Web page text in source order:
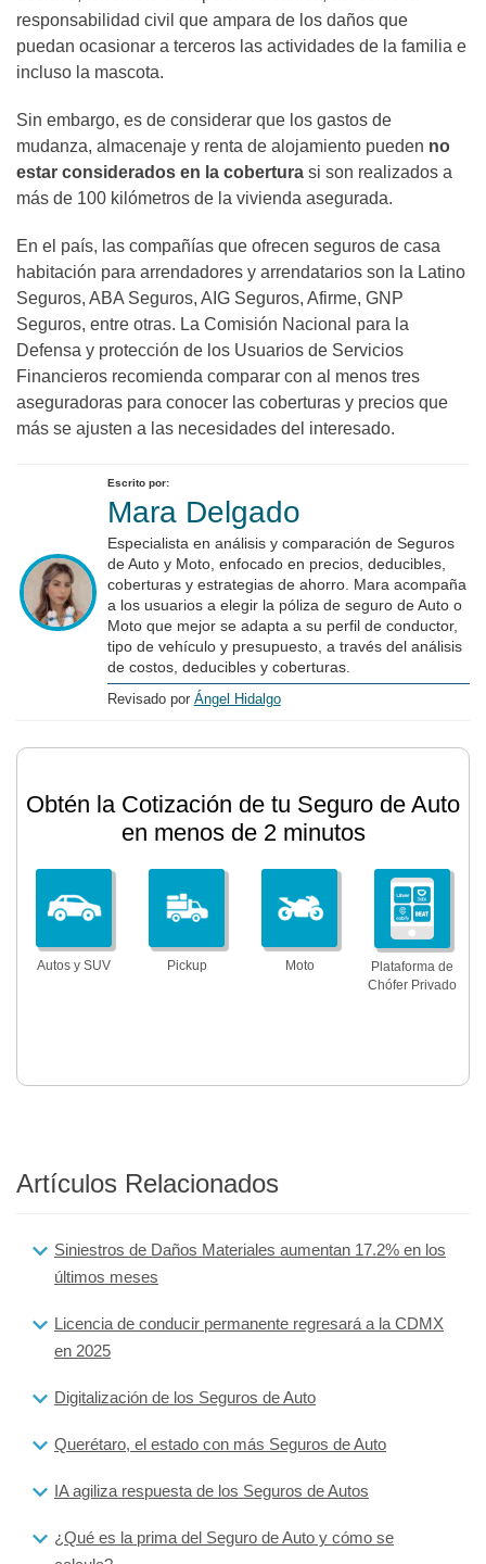
responsabilidad civil que ampara de los daños que
puedan ocasionar a terceros las actividades de la familia e
incluso la mascota.
Sin embargo, es de considerar que los gastos de
mudanza, almacenaje y renta de alojamiento pueden no
estar considerados en la cobertura si son realizados a
más de 100 kilómetros de la vivienda asegurada.
En el país, las compañías que ofrecen seguros de casa
habitación para arrendadores y arrendatarios son la Latino
Seguros, ABA Seguros, AIG Seguros, Afirme, GNP
Seguros, entre otras. La Comisión Nacional para la
Defensa y protección de los Usuarios de Servicios
Financieros recomienda comparar con al menos tres
aseguradoras para conocer las coberturas y precios que
más se ajusten a las necesidades del interesado.
Escrito por:
Mara Delgado
Especialista en análisis y comparación de Seguros
de Auto y Moto, enfocado en precios, deducibles,
coberturas y estrategias de ahorro. Mara acompaña
a los usuarios a elegir la póliza de seguro de Auto o
Moto que mejor se adapta a su perfil de conductor,
tipo de vehículo y presupuesto, a través del análisis
de costos, deducibles y coberturas.
Revisado por Ángel Hidalgo
Obtén la Cotización de tu Seguro de Auto
en menos de 2 minutos
Autos y SUV Pickup Moto
Plataforma de
Chófer Privado
Artículos Relacionados
Siniestros de Daños Materiales aumentan 17.2% en los
últimos meses
Licencia de conducir permanente regresará a la CDMX
en 2025
Digitalización de los Seguros de Auto
Querétaro, el estado con más Seguros de Auto
IA agiliza respuesta de los Seguros de Autos
¿Qué es la prima del Seguro de Auto y cómo se